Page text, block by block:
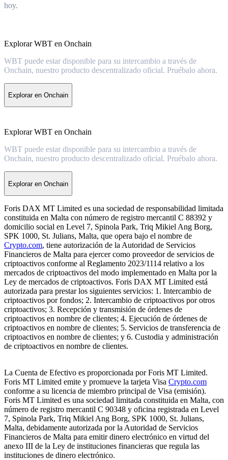
hoy.
Explorar WBT en Onchain
WBT puede estar disponible para su intercambio a través de
Onchain, nuestro producto descentralizado oficial. Pruébalo ahora.
Explorar en Onchain
Explorar WBT en Onchain
WBT puede estar disponible para su intercambio a través de
Onchain, nuestro producto descentralizado oficial. Pruébalo ahora.
Explorar en Onchain
Foris DAX MT Limited es una sociedad de responsabilidad limitada
constituida en Malta con número de registro mercantil C 88392 y
domicilio social en Level 7, Spinola Park, Triq Mikiel Ang Borg,
SPK 1000, St. Julians, Malta, que opera bajo el nombre de
Crypto.com, tiene autorización de la Autoridad de Servicios
Financieros de Malta para ejercer como proveedor de servicios de
criptoactivos conforme al Reglamento 2023/1114 relativo a los
mercados de criptoactivos del modo implementado en Malta por la
Ley de mercados de criptoactivos. Foris DAX MT Limited está
autorizada para prestar los siguientes servicios: 1. Intercambio de
criptoactivos por fondos; 2. Intercambio de criptoactivos por otros
criptoactivos; 3. Recepción y transmisión de órdenes de
criptoactivos en nombre de clientes; 4. Ejecución de órdenes de
criptoactivos en nombre de clientes; 5. Servicios de transferencia de
criptoactivos en nombre de clientes; y 6. Custodia y administración
de criptoactivos en nombre de clientes.
La Cuenta de Efectivo es proporcionada por Foris MT Limited.
Foris MT Limited emite y promueve la tarjeta Visa Crypto.com
conforme a su licencia de miembro principal de Visa (emisión).
Foris MT Limited es una sociedad limitada constituida en Malta, con
número de registro mercantil C 90348 y oficina registrada en Level
7, Spinola Park, Triq Mikiel Ang Borg, SPK 1000, St. Julians,
Malta, debidamente autorizada por la Autoridad de Servicios
Financieros de Malta para emitir dinero electrónico en virtud del
anexo III de la Ley de instituciones financieras que regula las
instituciones de dinero electrónico.